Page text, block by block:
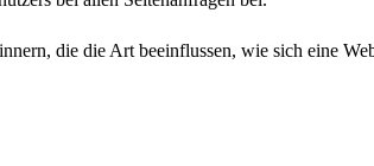
die die Art beeinflussen, wie sich eine